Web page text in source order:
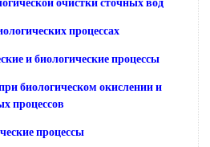
процессах
и биологические процессы
биологическом окислении и
процессов
процессы